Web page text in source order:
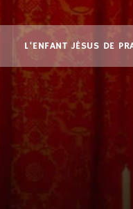
L’ENFANT JÉSUS DE